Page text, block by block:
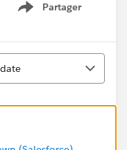
Partager
Show menu